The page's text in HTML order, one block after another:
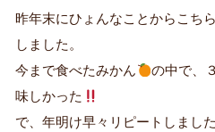
証
済
み
購
者
昨年末にひょんなことからこち
しました。
今まで食べたみかん
の中で、
味しかった
で、年明け早々リピートしました